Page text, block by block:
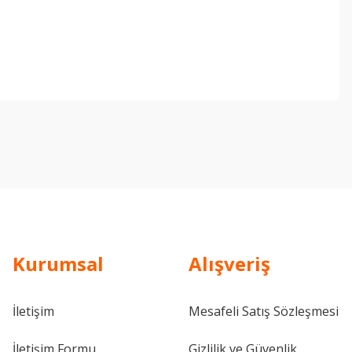
Kurumsal
İletişim
Alışveriş
Mesafeli Satış Sözleşmesi